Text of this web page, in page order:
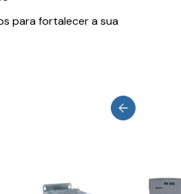
para fortalecer a sua